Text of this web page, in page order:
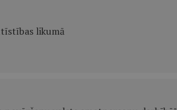
likumā